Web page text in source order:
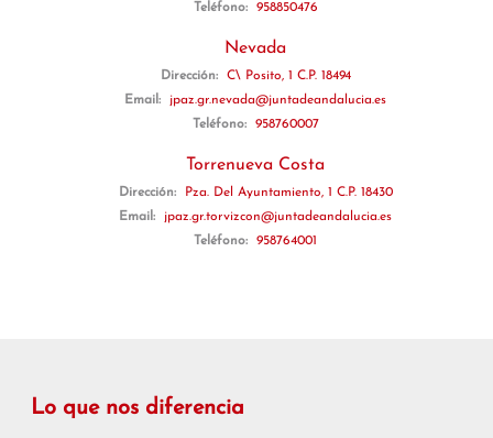
Teléfono:
958850476
Nevada
Dirección:
C\ Posito, 1 C.P. 18494
Email:
jpaz.gr.nevada@juntadeandalucia.es
Teléfono:
958760007
Torrenueva Costa
Dirección:
Pza. Del Ayuntamiento, 1 C.P. 18430
Email:
jpaz.gr.torvizcon@juntadeandalucia.es
Teléfono:
958764001
Lo que nos diferencia